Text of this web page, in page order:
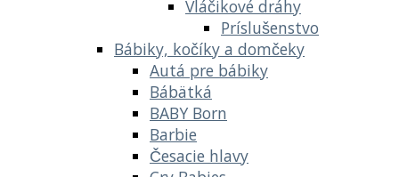
Vláčikové dráhy
Príslušenstvo
Bábiky, kočíky a domčeky
Autá pre bábiky
Bábätká
BABY Born
Barbie
Česacie hlavy